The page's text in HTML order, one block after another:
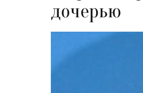
дочерью